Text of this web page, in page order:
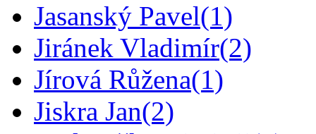
Jasanský Pavel(1)
Jiránek Vladimír(2)
Jírová Růžena(1)
Jiskra Jan(2)